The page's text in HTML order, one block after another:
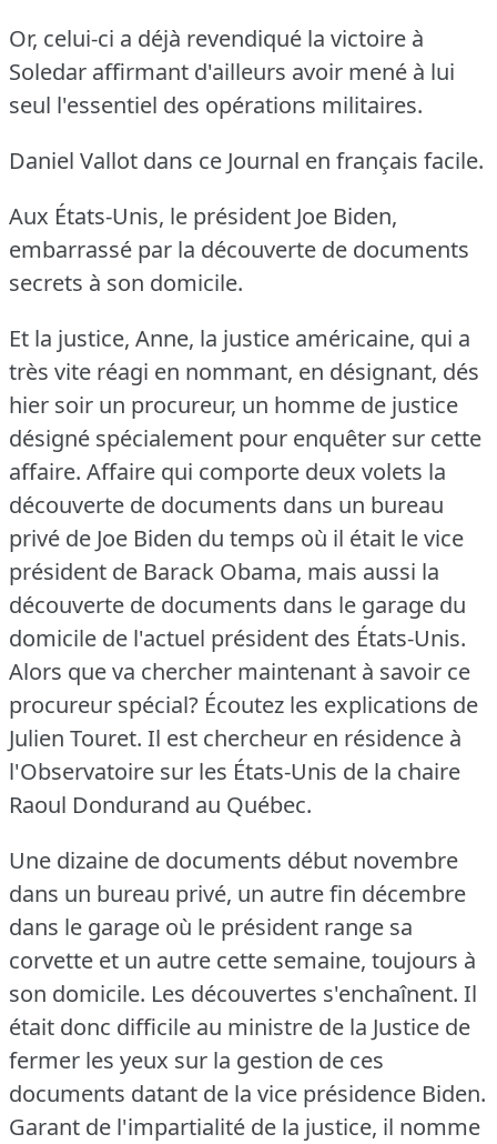
Or, celui-ci a déjà revendiqué la victoire à
Soledar affirmant d'ailleurs avoir mené à lui
seul l'essentiel des opérations militaires.
Daniel Vallot dans ce Journal en français facile.
Aux États-Unis, le président Joe Biden,
embarrassé par la découverte de documents
secrets à son domicile.
Et la justice, Anne, la justice américaine, qui a
très vite réagi en nommant, en désignant, dés
hier soir un procureur, un homme de justice
désigné spécialement pour enquêter sur cette
affaire. Affaire qui comporte deux volets la
découverte de documents dans un bureau
privé de Joe Biden du temps où il était le vice
président de Barack Obama, mais aussi la
découverte de documents dans le garage du
domicile de l'actuel président des États-Unis.
Alors que va chercher maintenant à savoir ce
procureur spécial? Écoutez les explications de
Julien Touret. Il est chercheur en résidence à
l'Observatoire sur les États-Unis de la chaire
Raoul Dondurand au Québec.
Une dizaine de documents début novembre
dans un bureau privé, un autre fin décembre
dans le garage où le président range sa
corvette et un autre cette semaine, toujours à
son domicile. Les découvertes s'enchaînent. Il
était donc difficile au ministre de la Justice de
fermer les yeux sur la gestion de ces
documents datant de la vice présidence Biden.
Garant de l'impartialité de la justice, il nomme